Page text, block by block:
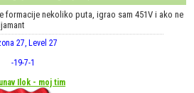
formacije nekoliko puta, igrao sam 451V i ako ne
27, Level 27
-19-7-1
Ilok - moj tim